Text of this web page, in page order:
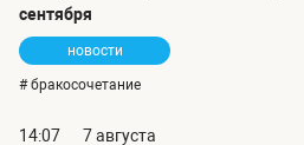
сентября
новости
# бракосочетание
14:07
7 августа